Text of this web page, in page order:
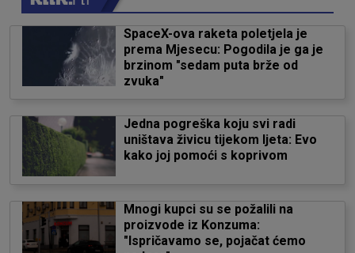
SpaceX-ova raketa poletjela je
prema Mjesecu: Pogodila je ga je
brzinom "sedam puta brže od
zvuka"
Jedna pogreška koju svi radi
uništava živicu tijekom ljeta: Evo
kako joj pomoći s koprivom
Mnogi kupci su se požalili na
proizvode iz Konzuma:
"Ispričavamo se, pojačat ćemo